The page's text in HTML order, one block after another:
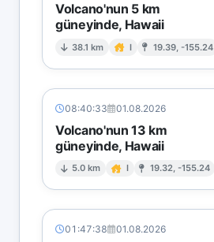
Volcano'nun 5 km
güneyinde, Hawaii
38.1 km I 19.39, -155.24
08:40:33 01.08.2026
Volcano'nun 13 km
güneyinde, Hawaii
5.0 km I 19.32, -155.24
01:47:38 01.08.2026